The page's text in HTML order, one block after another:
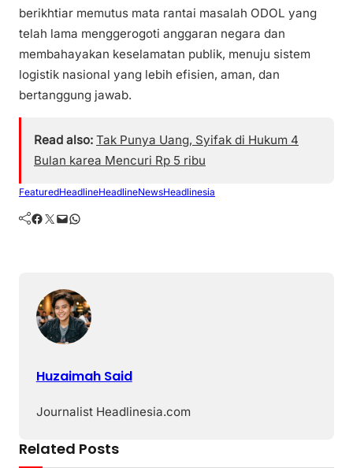
berikhtiar memutus mata rantai masalah ODOL yang
telah lama menggerogoti anggaran negara dan
membahayakan keselamatan publik, menuju sistem
logistik nasional yang lebih efisien, aman, dan
bertanggung jawab.
Read also: Tak Punya Uang, Syifak di Hukum 4
Bulan karea Mencuri Rp 5 ribu
FeaturedHeadlineHeadlineNewsHeadlinesia
Facebook Twitter Mail WhatsApp
Huzaimah Said
Journalist Headlinesia.com
Related Posts